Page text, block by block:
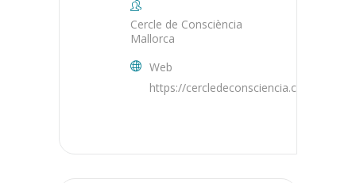
Cercle de Consciència
Mallorca
Web
https://cercledeconsciencia.com/